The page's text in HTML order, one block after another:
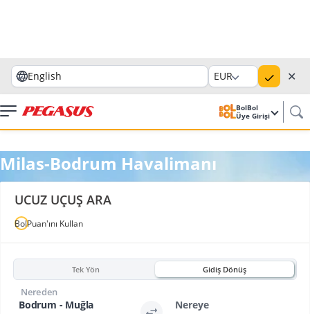
English EUR ✕
BolBol
Üye Girişi
Milas-Bodrum Havalimanı
UCUZ UÇUŞ ARA
BolPuan'ını Kullan
Tek Yön Gidiş Dönüş
Bodrum - Muğla
Nereden
Nereye